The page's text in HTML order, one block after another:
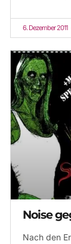
6. Dezember 2011
Noise
Nach den